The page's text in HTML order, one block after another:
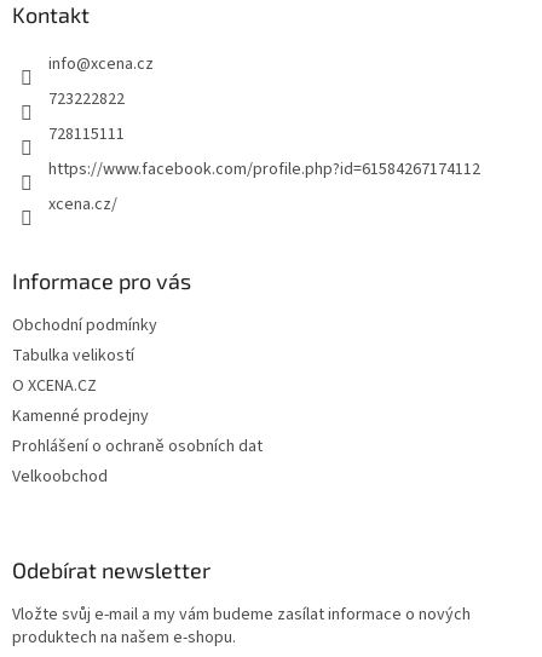
Kontakt
info@xcena.cz
723222822
728115111
https://www.facebook.com/profile.php?id=61584267174112
xcena.cz/
Informace pro vás
Obchodní podmínky
Tabulka velikostí
O XCENA.CZ
Kamenné prodejny
Prohlášení o ochraně osobních dat
Velkoobchod
Odebírat newsletter
Vložte svůj e-mail a my vám budeme zasílat informace o nových
produktech na našem e-shopu.